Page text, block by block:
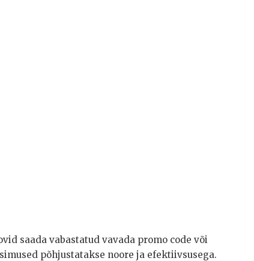
saada vabastatud vavada promo code või
põhjustatakse noore ja efektiivsusega.